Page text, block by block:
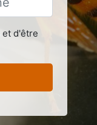
et d'être